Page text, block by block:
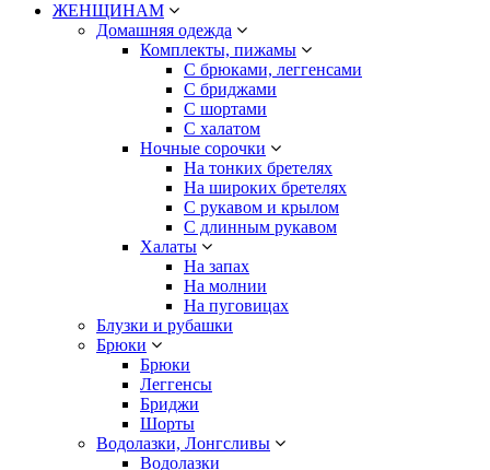
ЖЕНЩИНАМ
Домашняя одежда
Комплекты, пижамы
С брюками, леггенсами
С бриджами
С шортами
С халатом
Ночные сорочки
На тонких бретелях
На широких бретелях
С рукавом и крылом
С длинным рукавом
Халаты
На запах
На молнии
На пуговицах
Блузки и рубашки
Брюки
Брюки
Леггенсы
Бриджи
Шорты
Водолазки, Лонгсливы
Водолазки